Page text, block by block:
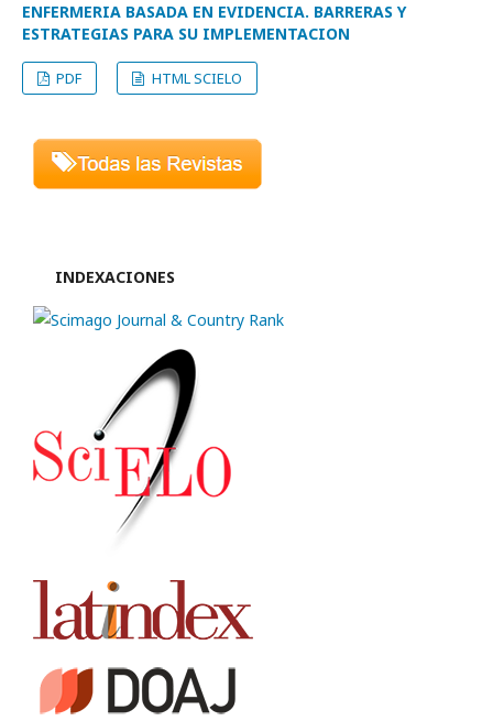
ENFERMERIA BASADA EN EVIDENCIA. BARRERAS Y
ESTRATEGIAS PARA SU IMPLEMENTACION
PDF HTML SCIELO
INDEXACIONES